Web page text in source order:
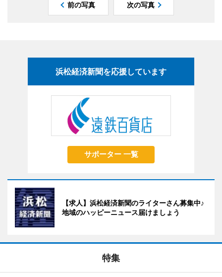
前の写真 次の写真
浜松経済新聞を応援しています
サポーター 一覧
【求人】浜松経済新聞のライターさん募集中♪
地域のハッピーニュース届けましょう
特集